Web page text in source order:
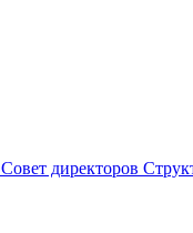
Совет директоров